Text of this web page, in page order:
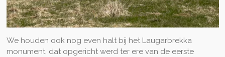
We houden ook nog even halt bij het Laugarbrekka
monument, dat opgericht werd ter ere van de eerste